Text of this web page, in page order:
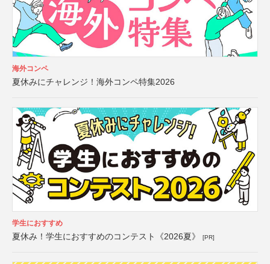
海外コンペ
夏休みにチャレンジ！海外コンペ特集2026
学生におすすめ
夏休み！学生におすすめのコンテスト《2026夏》 [PR]